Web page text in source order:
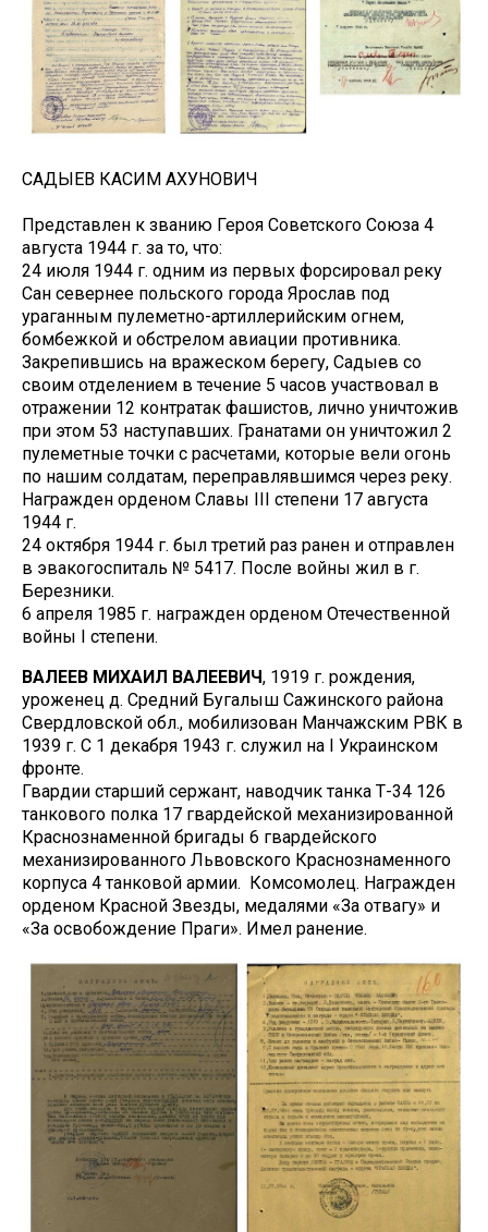
САДЫЕВ КАСИМ АХУНОВИЧ
Представлен к званию Героя Советского Союза 4
августа 1944 г. за то, что:
24 июля 1944 г. одним из первых форсировал реку
Сан севернее польского города Ярослав под
ураганным пулеметно-артиллерийским огнем,
бомбежкой и обстрелом авиации противника.
Закрепившись на вражеском берегу, Садыев со
своим отделением в течение 5 часов участвовал в
отражении 12 контратак фашистов, лично уничтожив
при этом 53 наступавших. Гранатами он уничтожил 2
пулеметные точки с расчетами, которые вели огонь
по нашим солдатам, переправлявшимся через реку.
Награжден орденом Славы III степени 17 августа
1944 г.
24 октября 1944 г. был третий раз ранен и отправлен
в эвакогоспиталь № 5417. После войны жил в г.
Березники.
6 апреля 1985 г. награжден орденом Отечественной
войны I степени.
ВАЛЕЕВ МИХАИЛ ВАЛЕЕВИЧ, 1919 г. рождения,
уроженец д. Средний Бугалыш Сажинского района
Свердловской обл., мобилизован Манчажским РВК в
1939 г. С 1 декабря 1943 г. служил на I Украинском
фронте.
Гвардии старший сержант, наводчик танка Т-34 126
танкового полка 17 гвардейской механизированной
Краснознаменной бригады 6 гвардейского
механизированного Львовского Краснознаменного
корпуса 4 танковой армии. Комсомолец. Награжден
орденом Красной Звезды, медалями «За отвагу» и
«За освобождение Праги». Имел ранение.